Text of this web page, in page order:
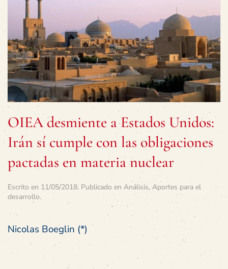
OIEA desmiente a Estados Unidos:
Irán sí cumple con las obligaciones
pactadas en materia nuclear
Escrito en 11/05/2018. Publicado en Análisis, Aportes para el
desarrollo.
Nicolas Boeglin (*)